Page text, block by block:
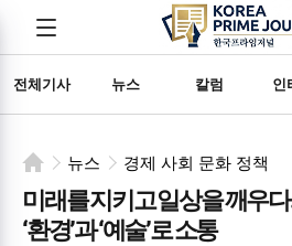
전체기사 뉴스 칼럼 인
전체메뉴
뉴스 경제 사회 문화 정책
미래를 지키고 일상을 깨우
‘환경’과 ‘예술’로 소통